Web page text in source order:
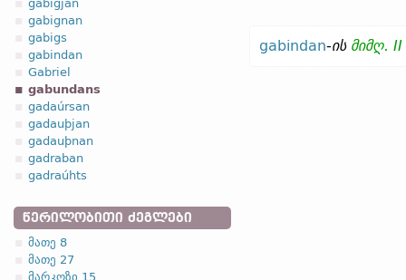
gabigjan
gabignan
gabigs
gabindan
Gabriel
gabundans
gadaúrsan
gadauþjan
gadauþnan
gadraban
gadraúhts
ᲬᲔᲠᲘᲚᲝᲑᲘᲗᲘ ᲫᲔᲒᲚᲔᲑᲘ
მათე 8
მათე 27
მარკოზი 15
gabindan-ის მიმღ. II